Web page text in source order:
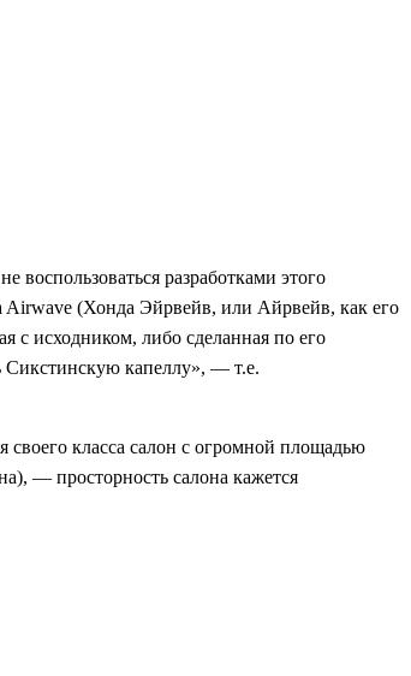
воспользоваться разработками этого
Airwave (Хонда Эйрвейв, или Айрвейв, как его
с исходником, либо сделанная по его
Сикстинскую капеллу», — т.е.
своего класса салон с огромной площадью
— просторность салона кажется